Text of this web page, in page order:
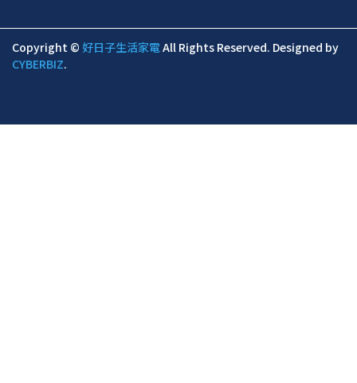
Copyright © 好日子生活家電All Rights Reserved. Designed by
CYBERBIZ.